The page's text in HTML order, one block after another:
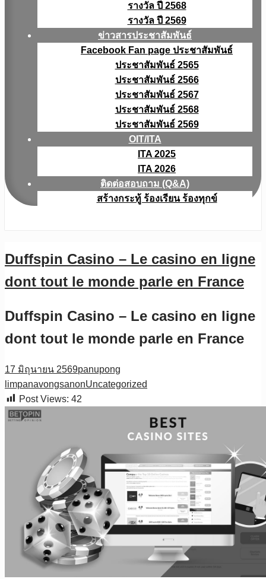
รางวัล ปี 2568
รางวัล ปี 2569
ข่าวสารประชาสัมพันธ์
Facebook Fan page ประชาสัมพันธ์
ประชาสัมพันธ์ 2565
ประชาสัมพันธ์ 2566
ประชาสัมพันธ์ 2567
ประชาสัมพันธ์ 2568
ประชาสัมพันธ์ 2569
OIT/ITA
ITA 2025
ITA 2026
ติดต่อสอบถาม (Q&A)
สร้างกระทู้ ร้องเรียน ร้องทุกข์
Duffspin Casino – Le casino en ligne
dont tout le monde parle en France
Duffspin Casino – Le casino en ligne
dont tout le monde parle en France
17 มิถุนายน 2569panupong
limpanavongsanonUncategorized
Post Views: 42